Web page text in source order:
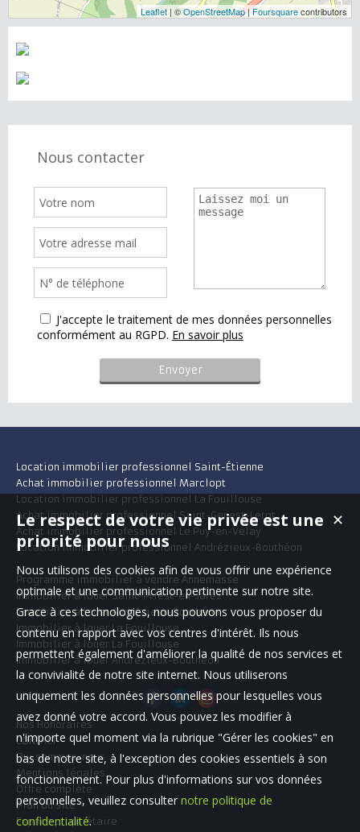
Leaflet | ©OpenStreetMap|Foursquarecontributors
Nous contacter
J'accepte le traitement de mes données personnelles
conformément au RGPD. En savoir plus
Location immobilier professionnel Saint-Étienne
Achat immobilier professionnel Marclopt
Location immobilier professionnel La Fouillouse
Achat immobilier professionnel Saint-Genest-Lerpt
Achat immobilier professionnel Le Puy-en-Velay
Location immobilier professionnel Andrézieux-Bouthéon
Programme immobilier à vendre Annemasse
Immobilier à louer Saint-Priest-en-Jarez
Immobilier à louer Andrézieux-Bouthéon
Immobilier à louer La Fouillouse
Immobilier à louer La Fouillouse
Immobilier à louer Andrézieux-Bouthéon
Nos Honoraires
CONTACT
Qui sommes-nous
Mentions légales
Offre complète
Plan du site
Espace propriétaire
✕
Le respect de votre vie privée est une
priorité pour nous
Nous utilisons des cookies afin de vous offrir une expérience
optimale et une communication pertinente sur notre site.
Grace à ces technologies, nous pouvons vous proposer du
contenu en rapport avec vos centres d'intérêt. Ils nous
permettent également d'améliorer la qualité de nos services et
la convivialité de notre site internet. Nous utiliserons
uniquement les données personnelles pour lesquelles vous
avez donné votre accord. Vous pouvez les modifier à
n'importe quel moment via la rubrique "Gérer les cookies" en
bas de notre site, à l'exception des cookies essentiels à son
fonctionnement. Pour plus d'informations sur vos données
personnelles, veuillez consulter notre politique de
confidentialité.